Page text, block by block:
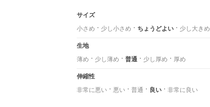
サイズ
小さめ
少し小さめ ちょうどよい 少し大きめ
生地
薄め
少し薄め 普通 少し厚め 厚め
伸縮性
非常に悪い
悪い 普通 良い 非常に良い